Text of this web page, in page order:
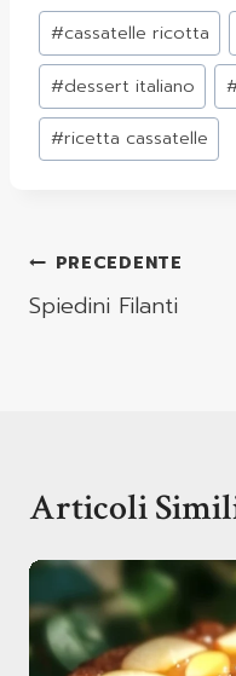
Tag
articolo:
#cassatelle ricotta
#dessert italiano
#ricetta cassatelle
Navigazione
Articoli
PRECEDENTE
Spiedini Filanti
Articoli